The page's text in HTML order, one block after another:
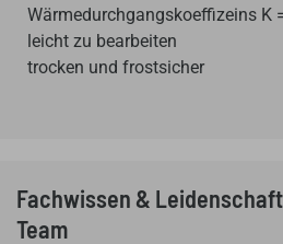
Wärmedurchgangskoeffizeins K
leicht zu bearbeiten
trocken und frostsicher
Fachwissen &
Team